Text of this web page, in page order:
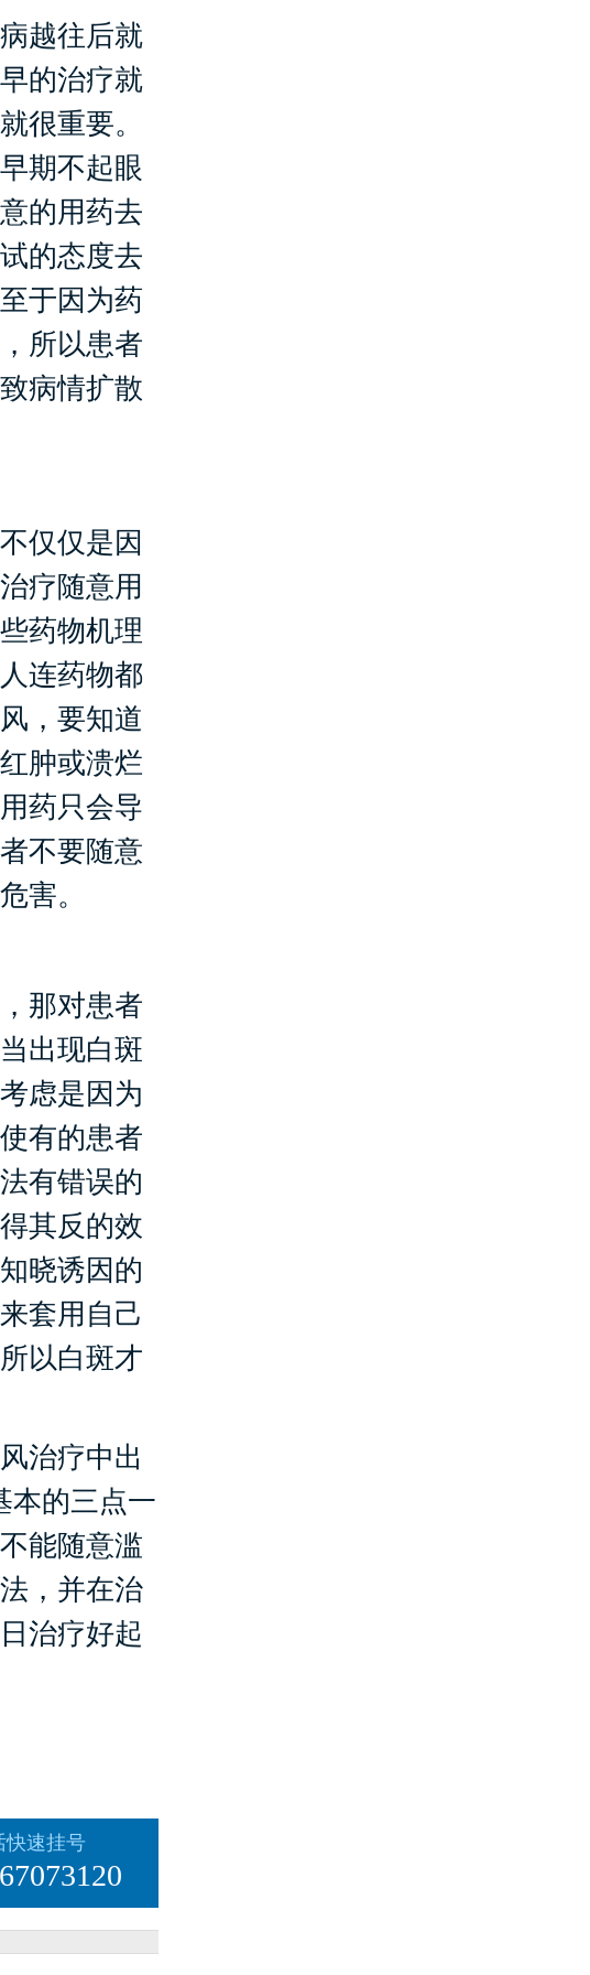
越往后就
的治疗就
很重要。
期不起眼
的用药去
的态度去
于因为药
所以患者
病情扩散
仅仅是因
疗随意用
药物机理
连药物都
，要知道
肿或溃烂
药只会导
不要随意
害。
那对患者
出现白斑
虑是因为
有的患者
有错误的
其反的效
晓诱因的
套用自己
以白斑才
治疗中出
本的三点一
能随意滥
，并在治
治疗好起
快速挂号